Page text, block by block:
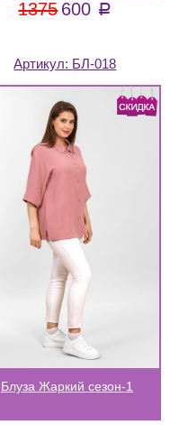
1375 600 a
Артикул: БЛ-018
Блуза Жаркий сезон-1